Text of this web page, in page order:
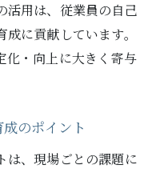
活用は、従業員の自己
に貢献しています。
化・向上に大きく寄与
のポイント
は、現場ごとの課題に